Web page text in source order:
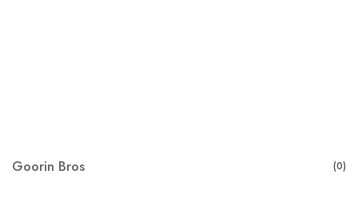
Goorin Bros (0)